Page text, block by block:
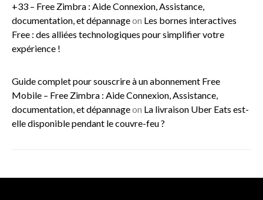
+33 – Free Zimbra : Aide Connexion, Assistance,
documentation, et dépannageon Les bornes interactives
Free : des alliées technologiques pour simplifier votre
expérience !
Guide complet pour souscrire à un abonnement Free
Mobile – Free Zimbra : Aide Connexion, Assistance,
documentation, et dépannageon La livraison Uber Eats est-
elle disponible pendant le couvre-feu ?